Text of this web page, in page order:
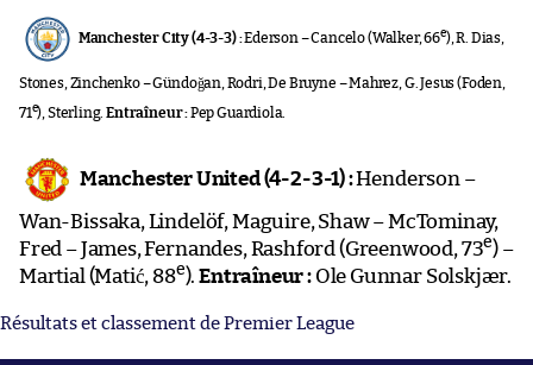
Manchester City (4-3-3) :Ederson – Cancelo (Walker, 66e), R. Dias,
Stones, Zinchenko – Gündoğan, Rodri, De Bruyne – Mahrez, G. Jesus (Foden,
71e), Sterling.Entraîneur :Pep Guardiola.
Manchester United (4-2-3-1) :Henderson –
Wan-Bissaka, Lindelöf, Maguire, Shaw – McTominay,
Fred – James, Fernandes, Rashford (Greenwood, 73e) –
Martial (Matić, 88e).Entraîneur :Ole Gunnar Solskjær.
Résultats et classement de Premier League